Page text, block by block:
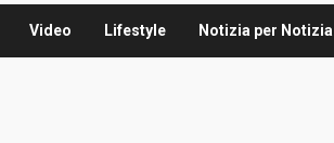
Video Lifestyle Notizia per Notizia